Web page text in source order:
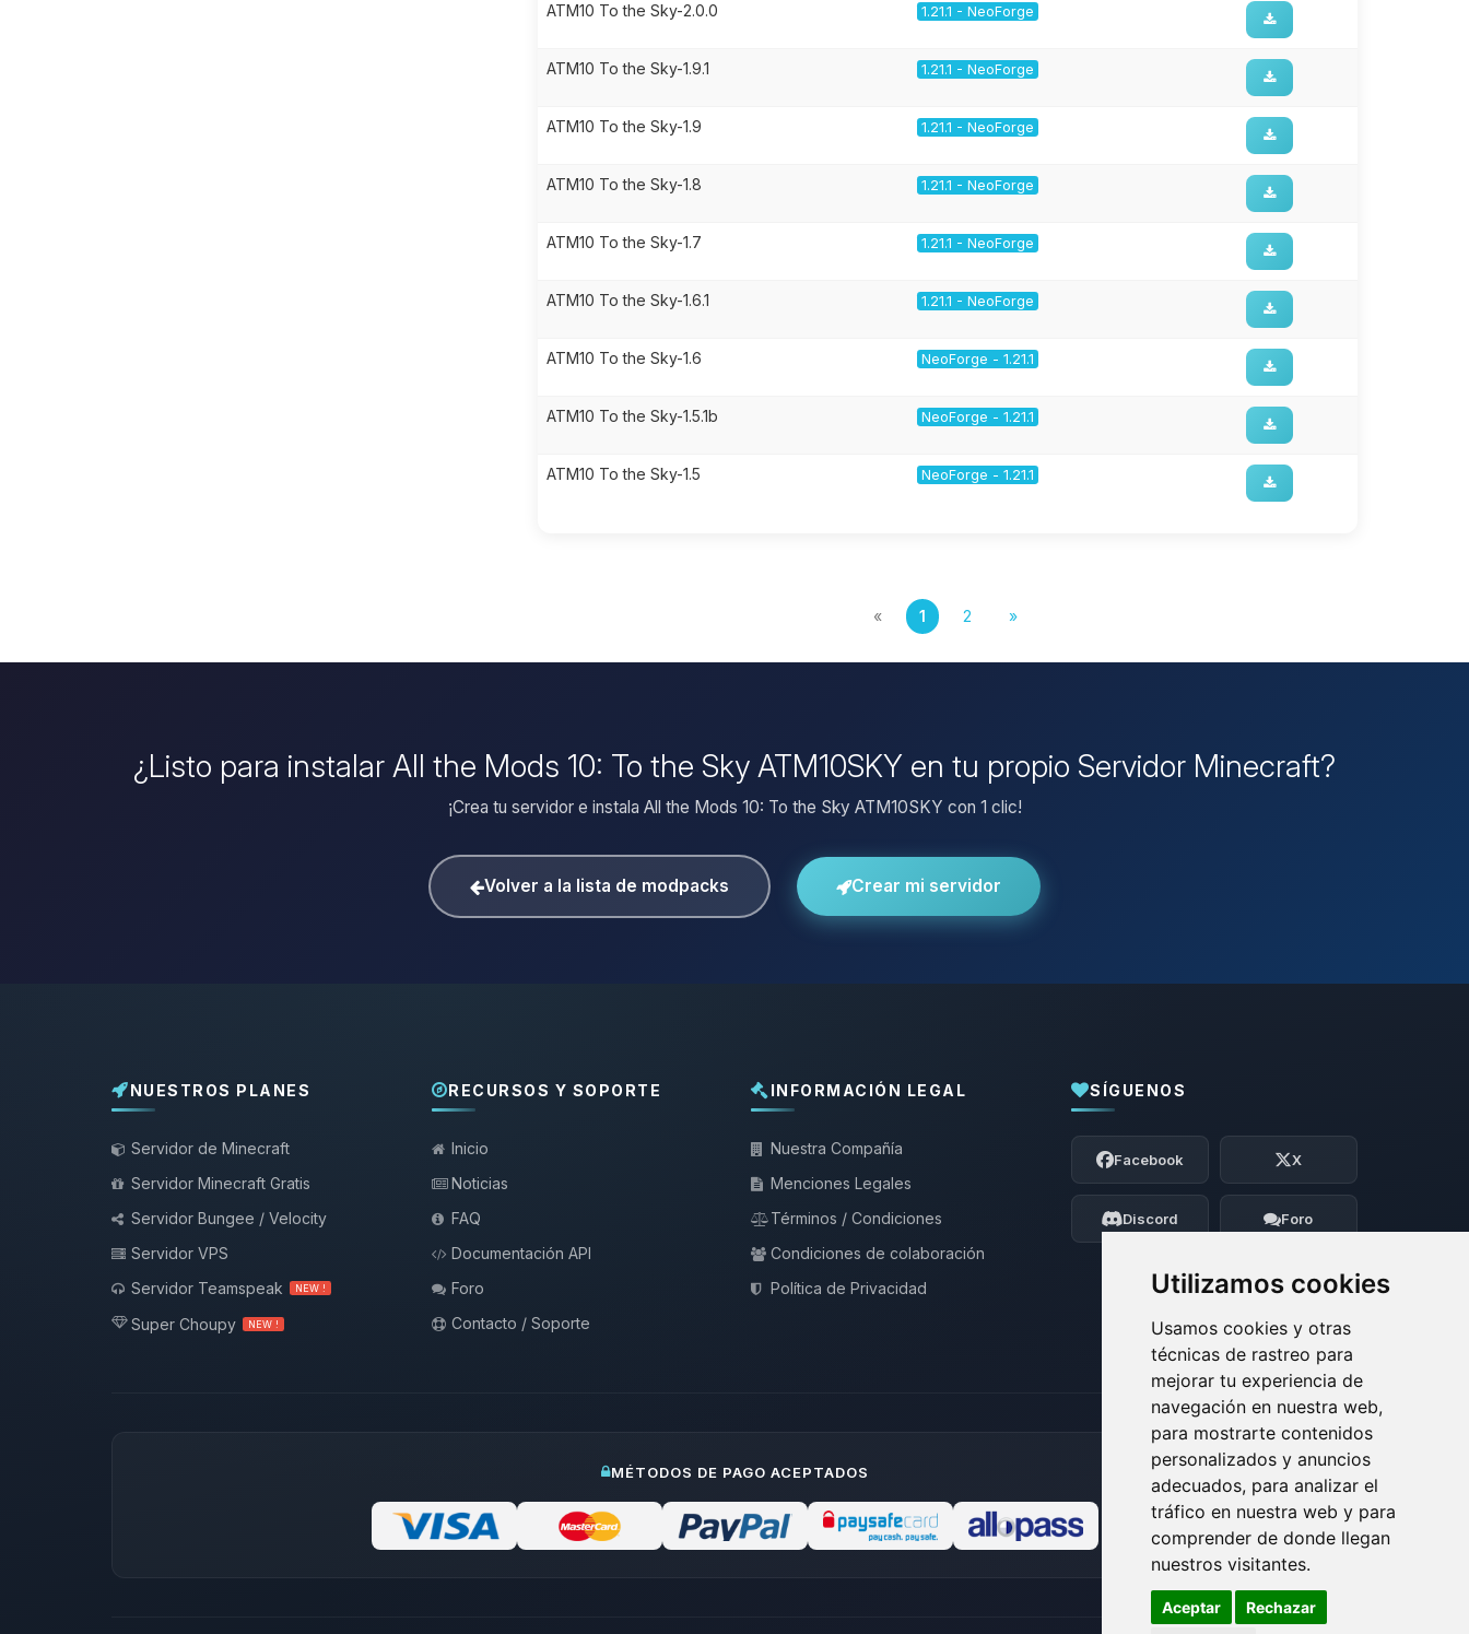
Utilizamos cookies
Usamos cookies y otras
técnicas de rastreo para
mejorar tu experiencia de
navegación en nuestra web,
para mostrarte contenidos
personalizados y anuncios
adecuados, para analizar el
tráfico en nuestra web y para
comprender de donde llegan
nuestros visitantes.
Aceptar Rechazar
ATM10 To the Sky-2.0.0 1.21.1 - NeoForge
ATM10 To the Sky-1.9.1 1.21.1 - NeoForge
ATM10 To the Sky-1.9 1.21.1 - NeoForge
ATM10 To the Sky-1.8 1.21.1 - NeoForge
ATM10 To the Sky-1.7 1.21.1 - NeoForge
ATM10 To the Sky-1.6.1 1.21.1 - NeoForge
ATM10 To the Sky-1.6 NeoForge - 1.21.1
ATM10 To the Sky-1.5.1b NeoForge - 1.21.1
ATM10 To the Sky-1.5 NeoForge - 1.21.1
« 1 2 »
¿Listo para instalar All the Mods 10: To the Sky ATM10SKY en tu propio Servidor Minecraft?
¡Crea tu servidor e instala All the Mods 10: To the Sky ATM10SKY con 1 clic!
Volver a la lista de modpacks Crear mi servidor
NUESTROS PLANES
Servidor de Minecraft
Servidor Minecraft Gratis
Servidor Bungee / Velocity
Servidor VPS
Servidor Teamspeak
NEW !
Super Choupy NEW !
RECURSOS Y SOPORTE
Inicio
Noticias
FAQ
Documentación API
Foro
Contacto / Soporte
INFORMACIÓN LEGAL
Nuestra Compañía
Menciones Legales
Términos / Condiciones
Condiciones de colaboración
Política de Privacidad
SÍGUENOS
Facebook X
Discord Foro
MÉTODOS DE PAGO ACEPTADOS
Yupi, por fin alguien con quien hablar!
Soy Choupy, tu pequeno asistente de
BoxToPlay. Cuentame que necesitas y
moveré mis pequenos circuitos para
ayudarte.
08/08/2026 07:40